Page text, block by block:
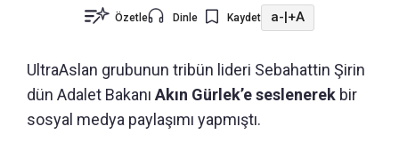
Özetle Dinle Kaydet a-|+A
UltraAslan grubunun tribün lideri Sebahattin Şirin
dün Adalet Bakanı Akın Gürlek’e seslenerek bir
sosyal medya paylaşımı yapmıştı.